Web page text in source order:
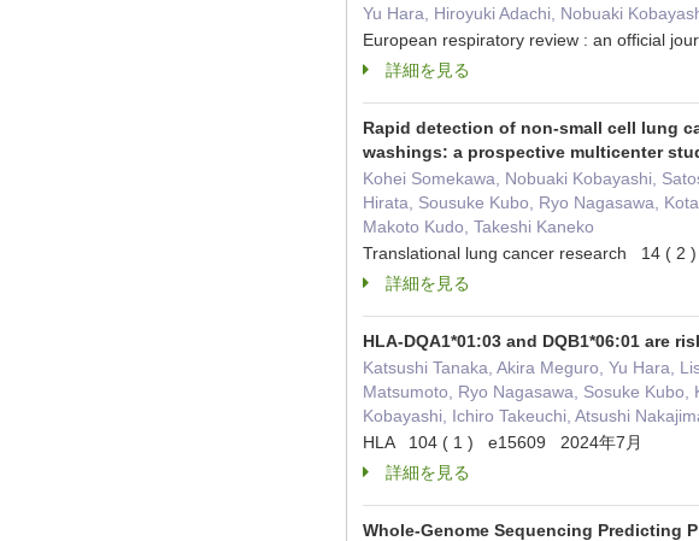
Yu Hara, Hiroyuki Adachi, Nobuaki
European respiratory review : an official
詳細を見る
Rapid detection of non-small cell lung
washings: a prospective multicenter
Kohei Somekawa, Nobuaki Kobayashi,
Hirata, Sousuke Kubo, Ryo Nagasawa,
Makoto Kudo, Takeshi Kaneko
Translational lung cancer research 14 (
詳細を見る
HLA-DQA1*01:03 and DQB1*06:01 are
Katsushi Tanaka, Akira Meguro, Yu Hara,
Matsumoto, Ryo Nagasawa, Sosuke
Kobayashi, Ichiro Takeuchi, Atsushi
HLA 104 ( 1 ) e15609 2024年7月
詳細を見る
Whole-Genome Sequencing Predicting